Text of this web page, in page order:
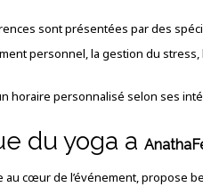
sont présentées par des
personnel, la gestion du
horaire personnalisé selon ses
du yoga a
au cœur de l’événement, propose